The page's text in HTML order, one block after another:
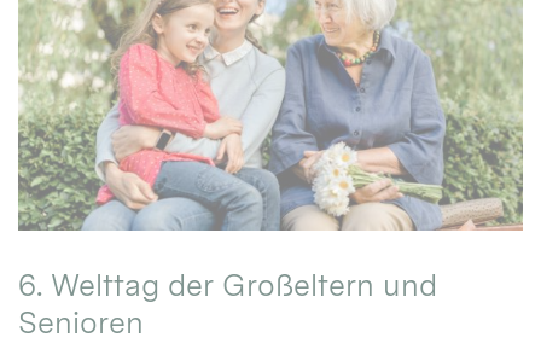
6. Welttag der Großeltern und
Senioren